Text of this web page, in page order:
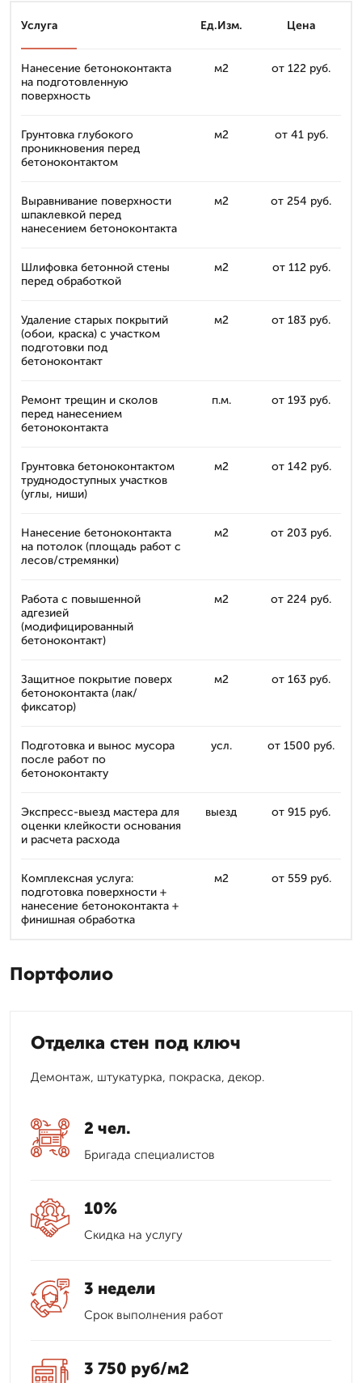
Услуга Ед.Изм. Цена
Нанесение бетоноконтакта
на подготовленную
поверхность
м2 от 122 руб.
Грунтовка глубокого
проникновения перед
бетоноконтактом
м2 от 41 руб.
Выравнивание поверхности
шпаклевкой перед
нанесением бетоноконтакта
м2 от 254 руб.
Шлифовка бетонной стены
перед обработкой
м2 от 112 руб.
Удаление старых покрытий
(обои, краска) с участком
подготовки под
бетоноконтакт
м2 от 183 руб.
Ремонт трещин и сколов
перед нанесением
бетоноконтакта
п.м. от 193 руб.
Грунтовка бетоноконтактом
труднодоступных участков
(углы, ниши)
м2 от 142 руб.
Нанесение бетоноконтакта
на потолок (площадь работ с
лесов/стремянки)
м2 от 203 руб.
Работа с повышенной
адгезией
(модифицированный
бетоноконтакт)
м2 от 224 руб.
Защитное покрытие поверх
бетоноконтакта (лак/
фиксатор)
м2 от 163 руб.
Подготовка и вынос мусора
после работ по
бетоноконтакту
усл. от 1500 руб.
Экспресс-выезд мастера для
оценки клейкости основания
и расчета расхода
выезд от 915 руб.
Комплексная услуга:
подготовка поверхности +
нанесение бетоноконтакта +
финишная обработка
м2 от 559 руб.
Портфолио
Отделка стен под ключ
Демонтаж, штукатурка, покраска, декор.
2 чел.
Бригада специалистов
10%
Скидка на услугу
3 недели
Срок выполнения работ
3 750 руб/м2